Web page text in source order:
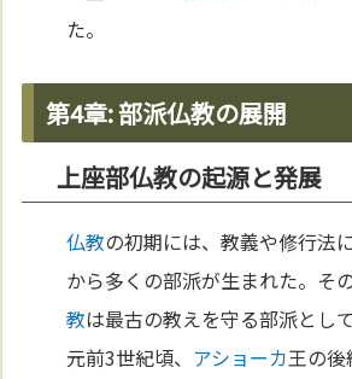
た。
第4章: 部派仏教の展開
上座部仏教の起源と発展
仏教の初期には、教義や修行法
から多くの部派が生まれた。その
教は最古の教えを守る部派とし
元前3世紀頃、 アショーカ王の